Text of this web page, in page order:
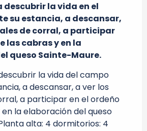
descubrir la vida en el
su estancia, a descansar,
de corral, a participar
las cabras y en la
queso Sainte-Maure.
la vida del campo
a descansar, a ver los
a participar en el ordeño
la elaboración del queso
alta: 4 dormitorios: 4